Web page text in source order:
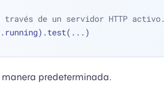
de un servidor HTTP activo.
.running).test( ... )
predeterminada.